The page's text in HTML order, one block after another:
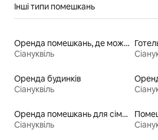
Інші типи помешкань
Оренда помешкань, де можна перебувати з домашніми тваринами
Сіануквіль
Оренда будинків
Сіануквіль
Оренда помешкань для сімей
Сіануквіль